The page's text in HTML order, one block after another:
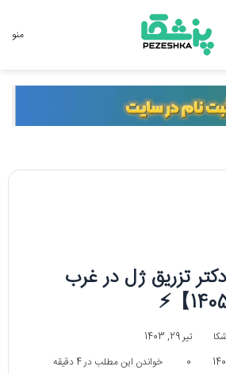
منو
دکتر تزریق ژل در غرب
تیر 29, 1403
0 خواندن این مطلب در 4 دقیقه